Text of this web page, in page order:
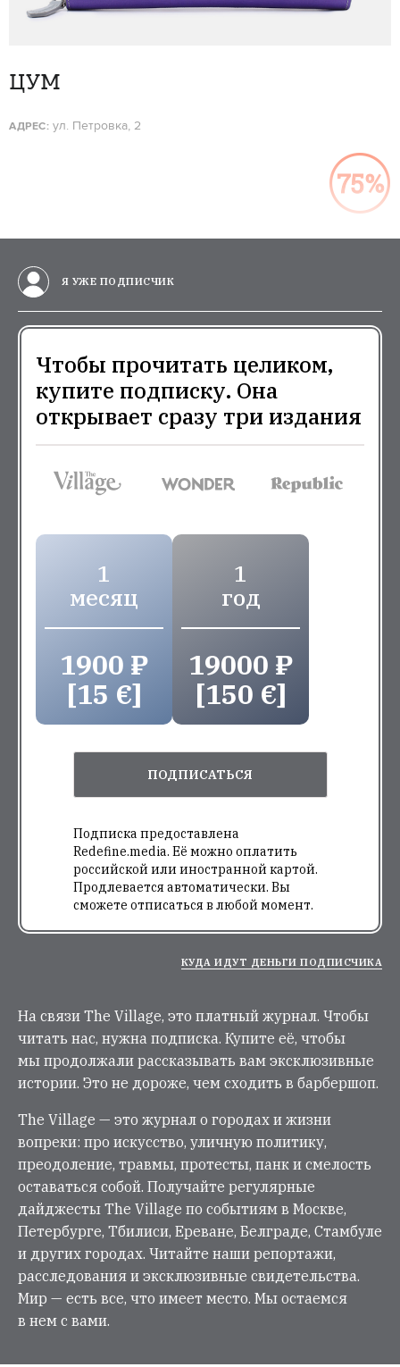
ЦУМ
АДРЕС: ул. Петровка, 2
Я УЖЕ ПОДПИСЧИК
Чтобы прочитать целиком,
купите подписку. Она
открывает сразу три издания
1
месяц
1900 ₽
[15 €]
1
год
19000 ₽
[150 €]
ПОДПИСАТЬСЯ
Подписка предоставлена
Redefine.media. Её можно оплатить
российской или иностранной картой.
Продлевается автоматически. Вы
сможете отписаться в любой момент.
КУДА ИДУТ ДЕНЬГИ ПОДПИСЧИКА
На связи The Village, это платный журнал. Чтобы
читать нас, нужна подписка. Купите её, чтобы
мы продолжали рассказывать вам эксклюзивные
истории. Это не дороже, чем сходить в барбершоп.
The Village — это журнал о городах и жизни
вопреки: про искусство, уличную политику,
преодоление, травмы, протесты, панк и смелость
оставаться собой. Получайте регулярные
дайджесты The Village по событиям в Москве,
Петербурге, Тбилиси, Ереване, Белграде, Стамбуле
и других городах. Читайте наши репортажи,
расследования и эксклюзивные свидетельства.
Мир — есть все, что имеет место. Мы остаемся
в нем с вами.